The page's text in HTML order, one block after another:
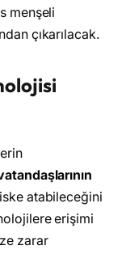
menşeli
çıkarılacak.
atabileceğini
erişimi
zarar